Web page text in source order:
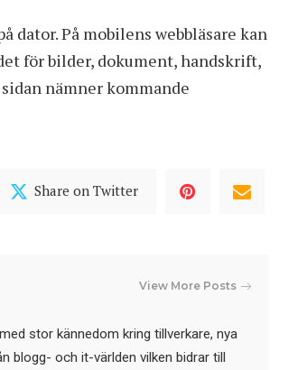
På mobilens webbläsare kan
för bilder, dokument, handskrift,
nämner kommande
Share on Twitter
View More Posts
stor kännedom kring tillverkare, nya
blogg- och it-världen vilken bidrar till